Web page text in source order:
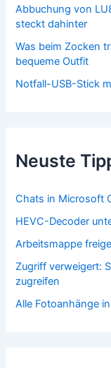
Abbuchung von
steckt dahinter
Was beim Zocken
bequeme Outfit
Notfall-USB-Stick
Neuste
Chats in Microsoft
HEVC-Decoder
Arbeitsmappe
Zugriff verweigert:
zugreifen
Alle Fotoanhänge